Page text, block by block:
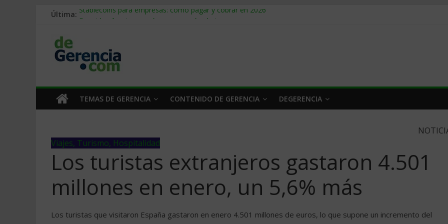
Última: Stablecoins para empresas: cómo pagar y cobrar en 2026
Trabajo forzoso en la cadena de suministro: qué hacer
Mercado hispano de EE. UU.: cómo segmentarlo y venderle
TEMAS DE GERENCIA CONTENIDO DE GERENCIA DEGERENCIA
Viajes, Turismo, Hospitalidad
Los turistas extranjeros gastaron 4.501
millones en enero, un 5,6% más
Los turistas que visitaron España gastaron en enero 4.501 millones de euros, lo que supone un incremento del